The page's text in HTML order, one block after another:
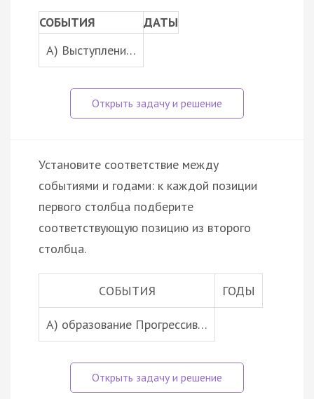
СОБЫТИЯ
ДАТЫ
A) Выступлени…
Установите соответствие между
событиями и годами: к каждой позиции
первого столбца подберите
соответствующую позицию из второго
столбца.
СОБЫТИЯ ГОДЫ
А) образование Прогрессив…